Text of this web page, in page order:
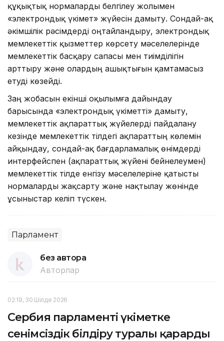
құқықтық нормаларды белгілеу жолымен
«электрондық үкімет» жүйесін дамыту. Сондай-ақ
әкімшілік рәсімдерді оңтайландыру, электрондық
мемлекеттік қызметтер көрсету мәселелерінде
мемлекеттік басқару сапасы мен тиімділігін
арттыру және олардың ашықтығын қамтамасыз
етуді көзейді.
Заң жобасын екінші оқылымға дайындау
барысында «электрондық үкіметті» дамыту,
мемлекеттік ақпараттық жүйелерді пайдалану
кезінде мемлекеттік тілдегі ақпараттың көлемін
айқындау, сондай-ақ бағдарламалық өнімдерді
интерфейспен (ақпараттық жүйені бейнелеумен)
мемлекеттік тілде енгізу мәселелеріне қатысты
нормаларды жақсарту және нақтылау жөнінде
ұсыныстар келіп түскен.
Парламент
без автора
Авторлар
02:19, 30 Шілде 2026
Сербия парламенті үкіметке
сенімсіздік білдіру туралы қарарды